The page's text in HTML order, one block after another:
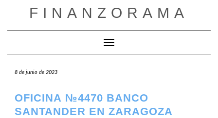
FINANZORAMA
Cambiar modo de navegación
8 de junio de 2023
OFICINA №4470 BANCO
SANTANDER EN ZARAGOZA